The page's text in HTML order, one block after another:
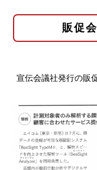
販促
宣伝会議社発行の販